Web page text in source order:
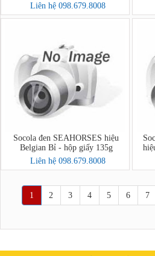
Liên hệ 098.679.8008
Socola đen SEAHORSES hiệu
Belgian Bỉ - hộp giấy 135g
Liên hệ 098.679.8008
1 2 3 4 5 6 7